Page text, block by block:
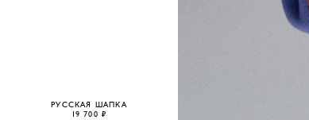
РУССКАЯ ШАПКА
19 700 ₽